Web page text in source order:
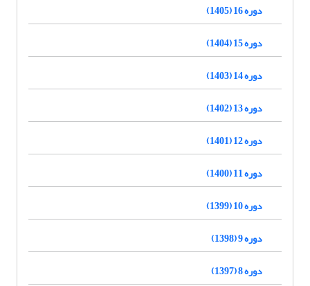
دوره 16 (1405)
دوره 15 (1404)
دوره 14 (1403)
دوره 13 (1402)
دوره 12 (1401)
دوره 11 (1400)
دوره 10 (1399)
دوره 9 (1398)
دوره 8 (1397)